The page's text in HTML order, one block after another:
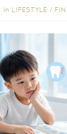
In LIFESTYLE /